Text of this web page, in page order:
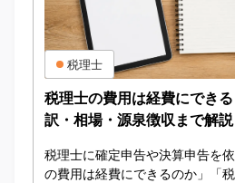
税理士の費用は経費にでき
訳・相場・源泉徴収まで解説
税理士に確定申告や決算申告を
の費用は経費にできるのか」「
税理士